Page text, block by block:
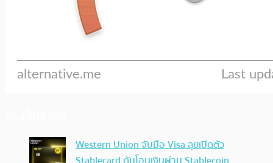
Western Union จับมือ Visa ลุยเปิดตัว